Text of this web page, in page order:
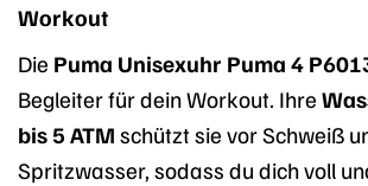
Workout
Die Puma Unisexuhr Puma 4
Begleiter für dein Workout. Ihre
bis 5 ATM schützt sie vor Schweiß
Spritzwasser, sodass du dich voll